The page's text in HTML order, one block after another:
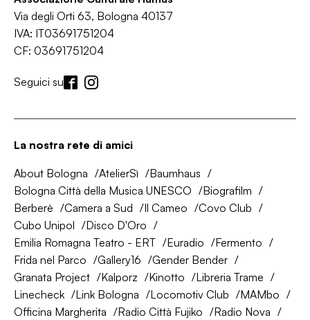
Via degli Orti 63, Bologna 40137
IVA: IT03691751204
CF: 03691751204
Seguici su
La nostra rete di amici
About Bologna AtelierSì
Baumhaus
Bologna Città della Musica UNESCO
Biografilm
Berberè
Camera a Sud Il Cameo
Covo Club
Cubo Unipol
Disco D'Oro
Emilia Romagna Teatro - ERT
Euradio
Fermento
Frida nel Parco
Gallery16
Gender Bender
Granata Project
Kalporz Kinotto
Libreria Trame
Linecheck
Link Bologna Locomotiv Club
MAMbo
Officina Margherita
Radio Città Fujiko
Radio Nova